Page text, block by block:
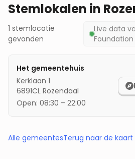
Stemlokalen in
1 stemlocatie
gevonden
Live data
Foundation
Het gemeentehuis
Kerklaan 1
6891CL Rozendaal
Open: 08:30 – 22:00
Alle gemeentesTerug naar de kaart